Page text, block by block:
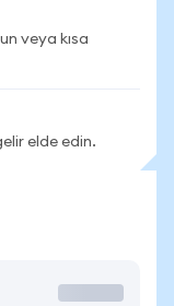
veya kısa
elde edin.